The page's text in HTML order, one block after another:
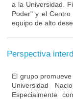
a la Universidad.
Poder" y el
equipo de alto
Perspectiva
El grupo
Universidad
Especialmente